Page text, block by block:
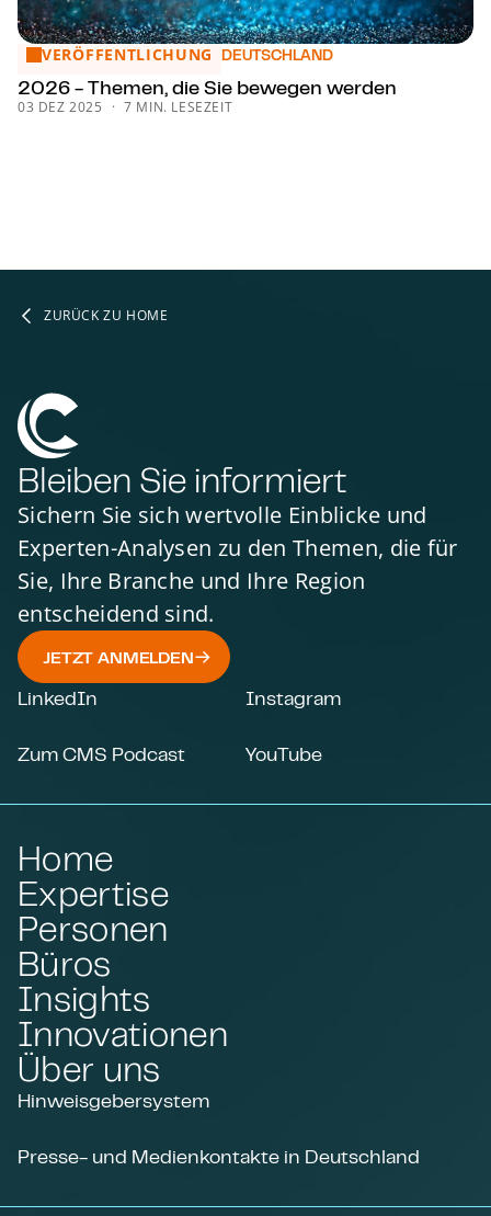
2026 - Themen, die Sie bewegen werden
VERÖFFENTLICHUNG DEUTSCHLAND
2026 - Themen, die Sie bewegen werden
03 DEZ 2025 7 MIN. LESEZEIT
ZURÜCK ZU HOME
Bleiben Sie informiert
Sichern Sie sich wertvolle Einblicke und
Experten-Analysen zu den Themen, die für
Sie, Ihre Branche und Ihre Region
entscheidend sind.
JETZT ANMELDEN
LinkedIn Instagram
Zum CMS Podcast YouTube
Home
Expertise
Personen
Büros
Insights
Innovationen
Über uns
Hinweisgebersystem
Presse- und Medienkontakte in Deutschland